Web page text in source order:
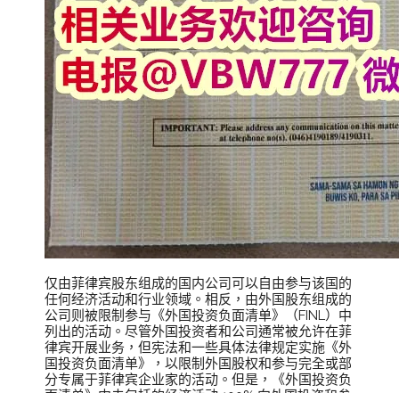
仅由菲律宾股东组成的国内公司可以自由参与该国的
任何经济活动和行业领域。相反，由外国股东组成的
公司则被限制参与《外国投资负面清单》（FINL）中
列出的活动。尽管外国投资者和公司通常被允许在菲
律宾开展业务，但宪法和一些具体法律规定实施《外
国投资负面清单》，以限制外国股权和参与完全或部
分专属于菲律宾企业家的活动。但是，《外国投资负